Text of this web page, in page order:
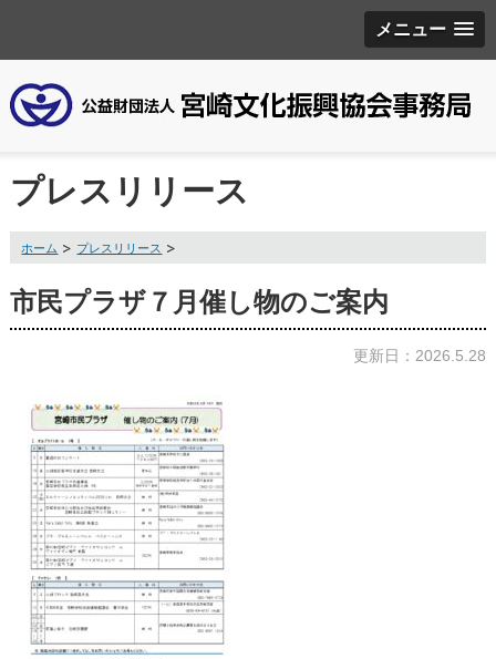
メニュー
プレスリリース
ホーム プレスリリース
市民プラザ７月催し物のご案内
更新日：2026.5.28